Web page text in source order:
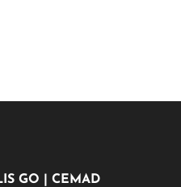
GO | CEMAD